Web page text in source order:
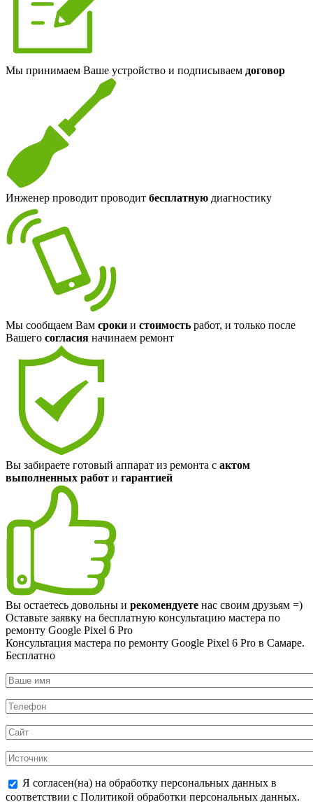
Мы принимаем Ваше устройство и подписываем договор
Инженер проводит проводит бесплатную диагностику
Мы сообщаем Вам сроки и стоимость работ, и только после
Вашего согласия начинаем ремонт
Вы забираете готовый аппарат из ремонта с актом
выполненных работ и гарантией
Вы остаетесь довольны и рекомендуете нас своим друзьям =)
Оставьте заявку на бесплатную консультацию мастера по
ремонту Google Pixel 6 Pro
Консультация мастера по ремонту Google Pixel 6 Pro в Самаре.
Бесплатно
Я согласен(на) на обработку персональных данных в
соответствии с Политикой обработки персональных данных.